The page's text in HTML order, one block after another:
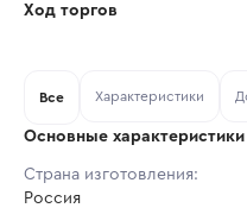
Тип аукциона:
Шаг торгов:
Ход торгов
Все Характеристики
Основные характеристики
Страна изготовления:
Россия